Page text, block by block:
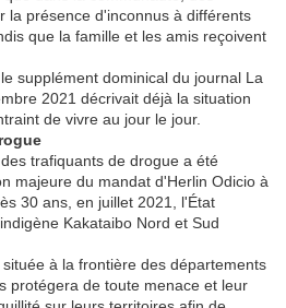
la présence d'inconnus à différents
que la famille et les amis reçoivent
supplément dominical du journal La
2021 décrivait déjà la situation
de vivre au jour le jour.
trafiquants de drogue a été
majeure du mandat d'Herlin Odicio à
30 ans, en juillet 2021, l'État
Kakataibo Nord et Sud
à la frontière des départements
protégera de toute menace et leur